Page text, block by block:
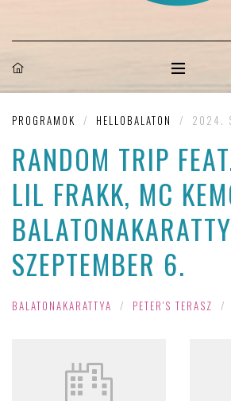
PROGRAMOK / HELLOBALATON / 2024.
RANDOM TRIP
LIL FRAKK, MC
SZEPTEMBER 6.
BALATONAKARATTYA / PETER'S TERASZ /